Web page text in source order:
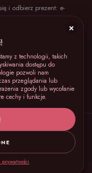
z technologii, takich
dostępu do
pozwoli nam
przeglądania lub
zgody lub wycofanie
cechy i funkcje.
prywatności
i odbierz prezent: e-
E-BOOKA
.
zastrzeżone
porady lekarskiej.
cookies (EU)